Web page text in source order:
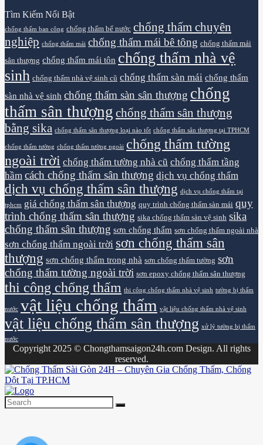
Tìm Kiếm Nổi Bật
chống thấm ban công chống thấm bể nước chống thấm chuyên
nghiệp chống thấm mái chống thấm mái bê tông chống thấm mái
sân thượng chống thấm mái tôn chống thấm nhà vệ
sinh chống thấm nhà vệ sinh cũ chống thấm sàn mái chống thấm
sàn nhà vệ sinh chống thấm sàn sân thượng chống
thấm sân thượng chống thấm sân thượng
bằng sika chống thấm sân thượng loại nào tốt chống thấm sân thượng tại TPHCM
chống thấm tường chống thấm tường ngoài chống thấm tường
ngoài trời chống thấm tường nhà cũ chống thấm tầng
hầm cách chống thấm sân thượng dịch vụ chống thấm
dịch vụ chống thấm sân thượng dịch vụ chống thấm tại
tphcm giá chống thấm sân thượng quy trình chống thấm sàn mái quy
trình chống thấm sân thượng sika chống thấm sàn vệ sinh sika
chống thấm sân thượng sơn chống thấm sơn chống thấm ngoài nhà
sơn chống thấm ngoài trời sơn chống thấm sân
thượng sơn chống thấm trong nhà sơn chống thấm tường sơn
chống thấm tường ngoài trời sơn epoxy chống thấm sân thượng
thi công chống thấm thi công chống thấm nhà vệ sinh tường bị thấm
nước vật liệu chống thấm vật liệu chống thấm nhà vệ sinh
vật liệu chống thấm sân thượng xử lý tường bị thấm
nước
Copyright 2025 © Chongthamsaigon24h.com Design. All rights
reserved.